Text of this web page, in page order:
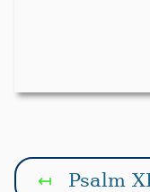
↤ Psalm